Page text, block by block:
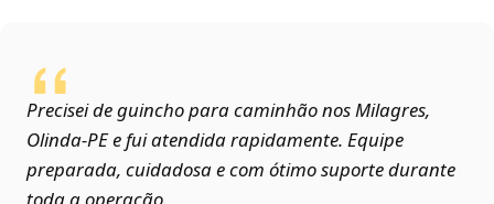
Precisei de guincho para caminhão nos Milagres,
Olinda‑PE e fui atendida rapidamente. Equipe
preparada, cuidadosa e com ótimo suporte durante